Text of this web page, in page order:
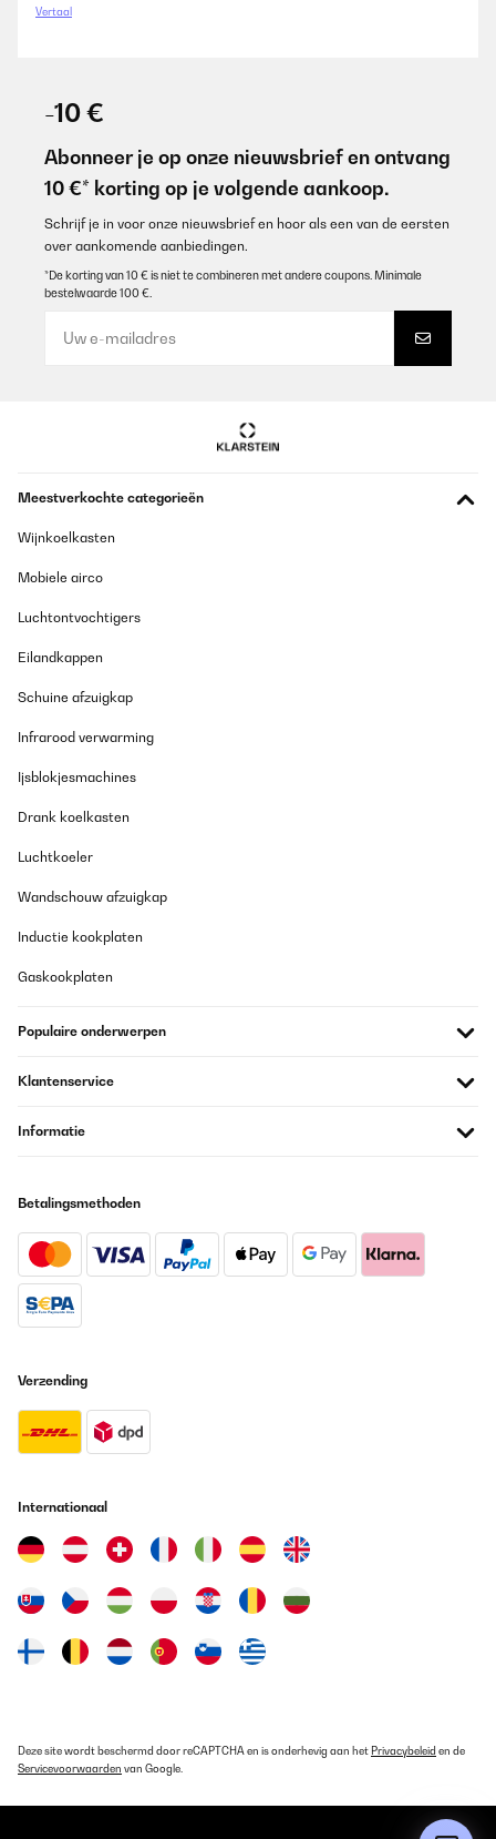
Vertaal
-10 €
Abonneer je op onze nieuwsbrief en ontvang
10 €* korting op je volgende aankoop.
Schrijf je in voor onze nieuwsbrief en hoor als een van de eersten
over aankomende aanbiedingen.
*De korting van 10 € is niet te combineren met andere coupons. Minimale
bestelwaarde 100 €.
Meestverkochte categorieën
Wijnkoelkasten
Mobiele airco
Luchtontvochtigers
Eilandkappen
Schuine afzuigkap
Infrarood verwarming
Ijsblokjesmachines
Drank koelkasten
Luchtkoeler
Wandschouw afzuigkap
Inductie kookplaten
Gaskookplaten
Populaire onderwerpen
Klantenservice
Informatie
Betalingsmethoden
Verzending
Internationaal
Deze site wordt beschermd door reCAPTCHA en is onderhevig aan het Privacybeleid en de
Servicevoorwaarden van Google.